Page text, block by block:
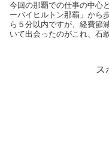
今回の那覇での仕事の中心
ーバイヒルトン那覇」から
ら５分以内ですが、経費節
いて出会ったのがこれ、石
ス